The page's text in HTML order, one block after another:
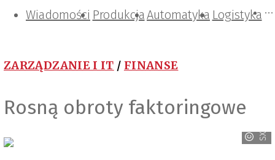
Wiadomości ProdukcjaAutomatyka Logistyka
Projektowanie i konstrukcje
Zarządzanie i IT
Tematy specjalne
ZARZĄDZANIE I IT / FINANSE
Rosną obroty faktoringowe
SXC